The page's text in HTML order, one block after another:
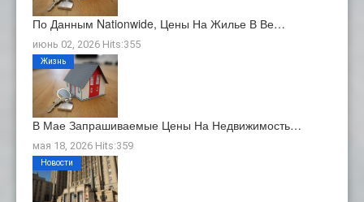
По Данным Nationwide, Цены На Жилье В Ве…
июнь 02, 2026 Hits:355
В Мае Запрашиваемые Цены На Недвижимость…
мая 18, 2026 Hits:359
Жизнь
Новости